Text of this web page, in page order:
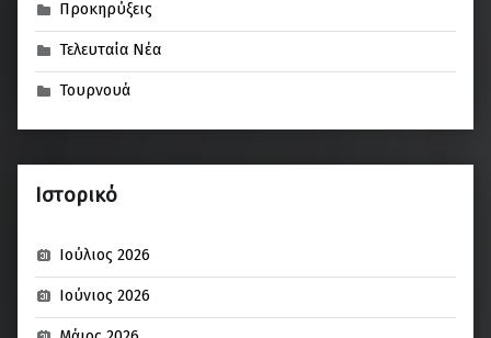
Προκηρύξεις
Τελευταία Νέα
Τουρνουά
Ιστορικό
Ιούλιος 2026
Ιούνιος 2026